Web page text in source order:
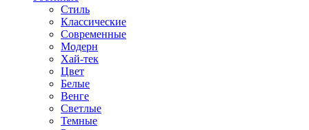
Стиль
Классические
Современные
Модерн
Хай-тек
Цвет
Белые
Венге
Светлые
Темные